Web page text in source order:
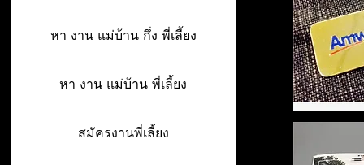
หา งาน แม่บ้าน กึ่ง พี่เลี้ยง
หา งาน แม่บ้าน พี่เลี้ยง
สมัครงานพี่เลี้ยง